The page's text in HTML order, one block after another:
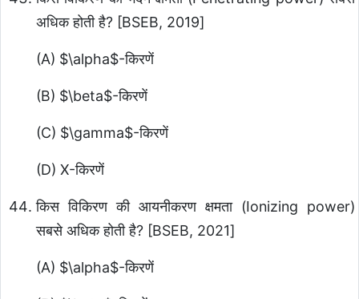
अधिक होती है? [BSEB, 2019]
(A) $\alpha$-किरणें
(B) $\beta$-किरणें
(C) $\gamma$-किरणें
(D) X-किरणें
किस विकिरण की आयनीकरण क्षमता (Ionizing power)
सबसे अधिक होती है? [BSEB, 2021]
(A) $\alpha$-किरणें